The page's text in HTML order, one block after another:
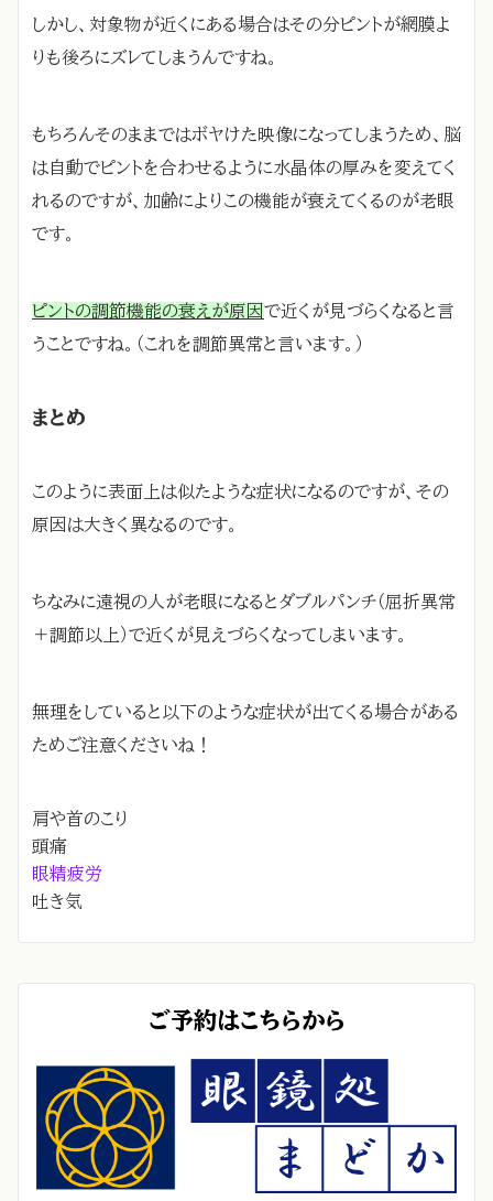
しかし、対象物が近くにある場合はその分ピントが網膜よ
りも後ろにズレてしまうんですね。
もちろんそのままではボヤけた映像になってしまうため、脳
は自動でピントを合わせるように水晶体の厚みを変えてく
れるのですが、加齢によりこの機能が衰えてくるのが老眼
です。
ピントの調節機能の衰えが原因で近くが見づらくなると言
うことですね。（これを調節異常と言います。）
まとめ
このように表面上は似たような症状になるのですが、その
原因は大きく異なるのです。
ちなみに遠視の人が老眼になるとダブルパンチ（屈折異常
＋調節以上）で近くが見えづらくなってしまいます。
無理をしていると以下のような症状が出てくる場合がある
ためご注意くださいね！
肩や首のこり
頭痛
眼精疲労
吐き気
ご予約はこちらから